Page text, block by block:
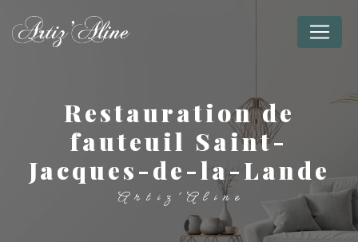
restauration de
fauteuil Saint-
Jacques-de-la-Lande
Artiz'Aline